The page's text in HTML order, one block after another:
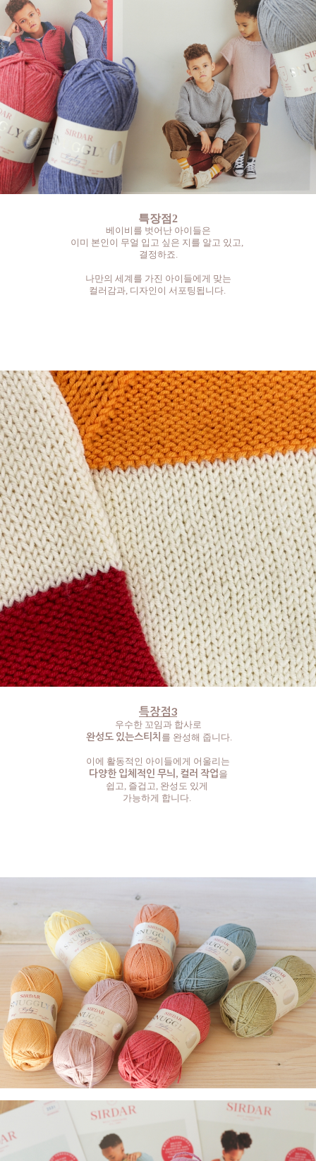
특장점2
베이비를 벗어난 아이들은
이미 본인이 무얼 입고 싶은 지를 알고 있고,
결정하죠.
나만의 세계를 가진 아이들에게 맞는
컬러감과, 디자인이 서포팅됩니다.
특장점3
우수한 꼬임과 합사로
완성도 있는스티치 를 완성해 줍니다.
이에 활동적인 아이들에게 어울리는
다양한 입체적인 무늬, 컬러 작업을
쉽고, 즐겁고, 완성도 있게
가능하게 합니다.